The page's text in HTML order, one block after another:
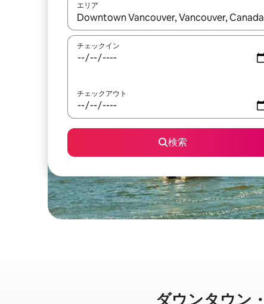
エリア
検索結果が表示されたら、上下の矢印キーを使
チェックイン
チェックアウト
検索
ダウンタウン